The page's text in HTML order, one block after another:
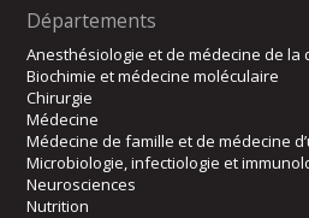
Départements
Anesthésiologie et de médecine de la
Biochimie et médecine moléculaire
Chirurgie
Médecine
Médecine de famille et de médecine
Microbiologie, infectiologie et
Neurosciences
Nutrition